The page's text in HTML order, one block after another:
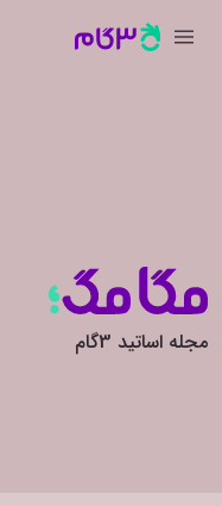
مجله اساتید 3گام